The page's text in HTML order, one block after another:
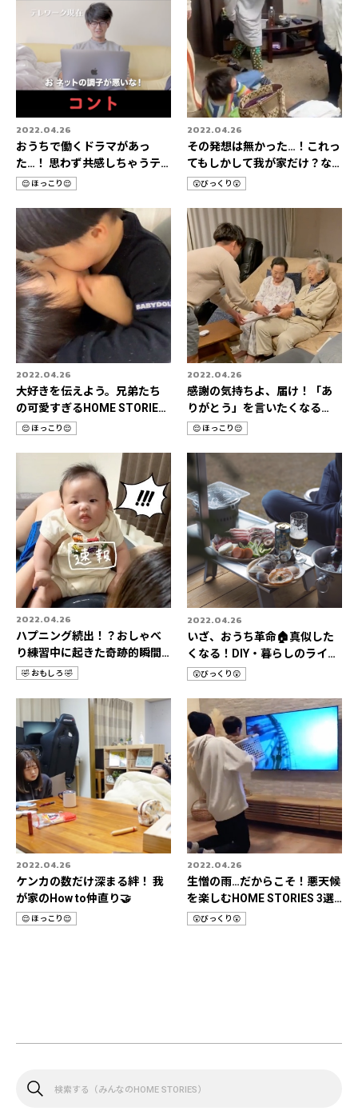
2022.04.26
おうちで働くドラマがあっ
た…！ 思わず共感しちゃうテ
レワーク3選👨‍💻
カ
テ
リ
😌 ほっこり😌
2022.04.26
その発想は無かった…！これっ
てもしかして我が家だけ？な
HOME STORIES 3選🚀
カ
テ
ゴ
リ
😲びっくり😲
2022.04.26
大好きを伝えよう。兄弟たち
の可愛すぎるHOME STORIES
📹
カ
テ
😌 ほっこり😌
2022.04.26
感謝の気持ちよ、届け！「あ
りがとう」を言いたくなる
HOME STORIES 3選
カ
テ
ゴ
リ
😌 ほっこり😌
2022.04.26
ハプニング続出！？おしゃべ
り練習中に起きた奇跡的瞬間3
選📹
カ
テ
リ
🤣 おもしろ 🤣
2022.04.26
いざ、おうち革命🏠真似した
くなる！DIY・暮らしのライフ
ハック📹
カ
テ
ゴ
リ
😲びっくり😲
2022.04.26
ケンカの数だけ深まる絆！ 我
が家のHow to仲直り🤝
カ😌 ほっこり😌
2022.04.26
生憎の雨…だからこそ！悪天候
を楽しむHOME STORIES 3選
📹
カ😲びっくり😲